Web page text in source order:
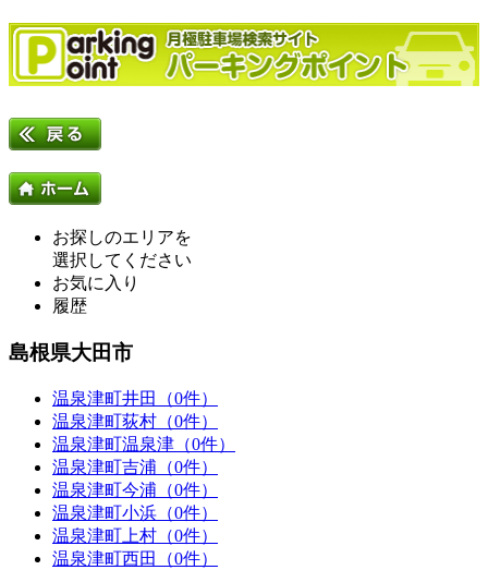
お探しのエリアを
選択してください
お気に入り
履歴
島根県大田市
温泉津町井田（0件）
温泉津町荻村（0件）
温泉津町温泉津（0件）
温泉津町吉浦（0件）
温泉津町今浦（0件）
温泉津町小浜（0件）
温泉津町上村（0件）
温泉津町西田（0件）